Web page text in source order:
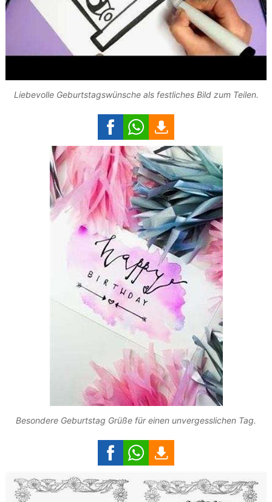
Liebevolle Geburtstagswünsche als festliches Bild zum Teilen.
Besondere Geburtstag Grüße für einen unvergesslichen Tag.